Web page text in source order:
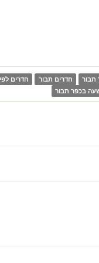
תבור חדרים תבור
חדרים
בכפר תבור